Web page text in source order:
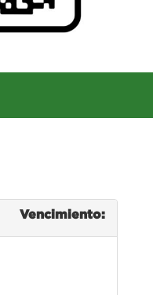
Vencimiento: